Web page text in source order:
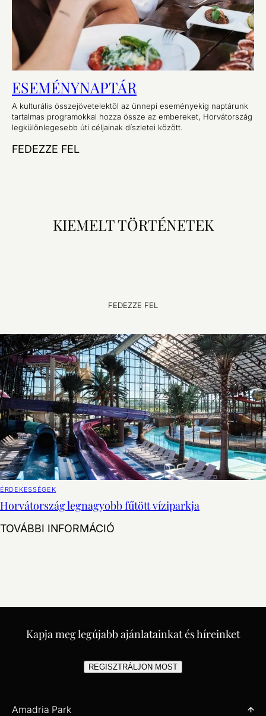
ESEMÉNYNAPTÁR
A kulturális összejövetelektől az ünnepi eseményekig naptárunk
tartalmas programokkal hozza össze az embereket, Horvátország
legkülönlegesebb úti céljainak díszletei között.
FEDEZZE FEL
KIEMELT TÖRTÉNETEK
FEDEZZE FEL
ÉRDEKESSÉGEK
Horvátország legnagyobb fűtött víziparkja
TOVÁBBI INFORMÁCIÓ
Kapja meg legújabb ajánlatainkat és híreinket
REGISZTRÁLJON MOST
Amadria Park